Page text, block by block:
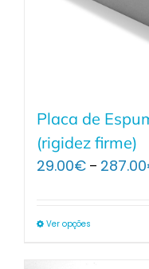
Placa de
(rigidez firme)
29.00€ – 287.00
Ver opções